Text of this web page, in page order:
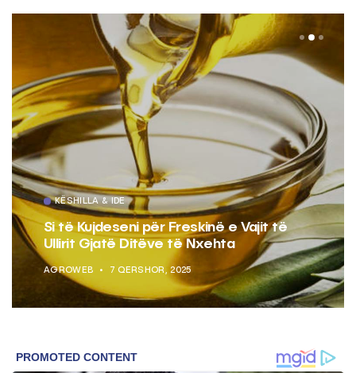
KËSHILLA & IDE
Si të Kujdeseni për Freskinë e Vajit të
Ullirit Gjatë Ditëve të Nxehta
AGROWEB 7 QERSHOR, 2025